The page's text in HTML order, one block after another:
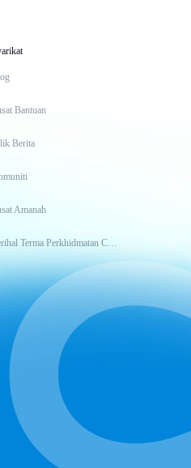
Bantuan
Berita
Amanah
Perihal Terma Perkhidmatan CapCut